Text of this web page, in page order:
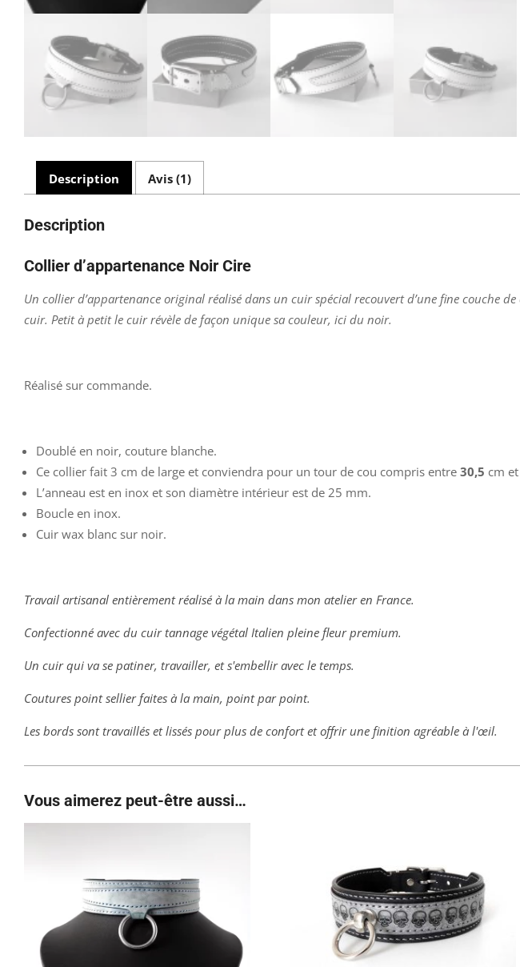
Description Avis (1)
Description
Collier d’appartenance Noir Cire
Un collier d’appartenance original réalisé dans un cuir spécial recouvert d’une fine couche
cuir. Petit à petit le cuir révèle de façon unique sa couleur, ici du noir.
Réalisé sur commande.
Doublé en noir, couture blanche.
Ce collier fait 3 cm de large et conviendra pour un tour de cou compris entre 30,5 cm et
L’anneau est en inox et son diamètre intérieur est de 25 mm.
Boucle en inox.
Cuir wax blanc sur noir.
Travail artisanal entièrement réalisé à la main dans mon atelier en France.
Confectionné avec du cuir tannage végétal Italien pleine fleur premium.
Un cuir qui va se patiner, travailler, et s'embellir avec le temps.
Coutures point sellier faites à la main, point par point.
Les bords sont travaillés et lissés pour plus de confort et offrir une finition agréable à l'œil.
Vous aimerez peut-être aussi…